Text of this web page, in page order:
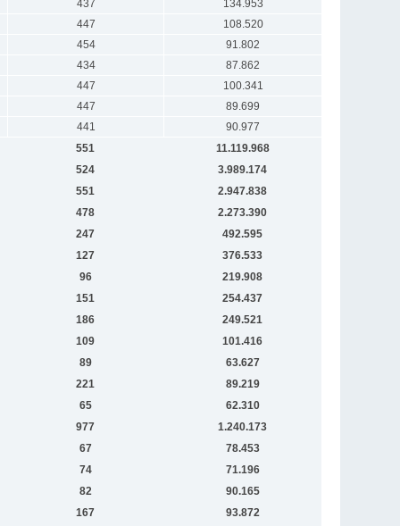
437
134.953
447
108.520
454
91.802
434
87.862
447
100.341
447
89.699
441
90.977
551
11.119.968
524
3.989.174
551
2.947.838
478
2.273.390
247
492.595
127
376.533
96
219.908
151
254.437
186
249.521
109
101.416
89
63.627
221
89.219
65
62.310
977
1.240.173
67
78.453
74
71.196
82
90.165
167
93.872